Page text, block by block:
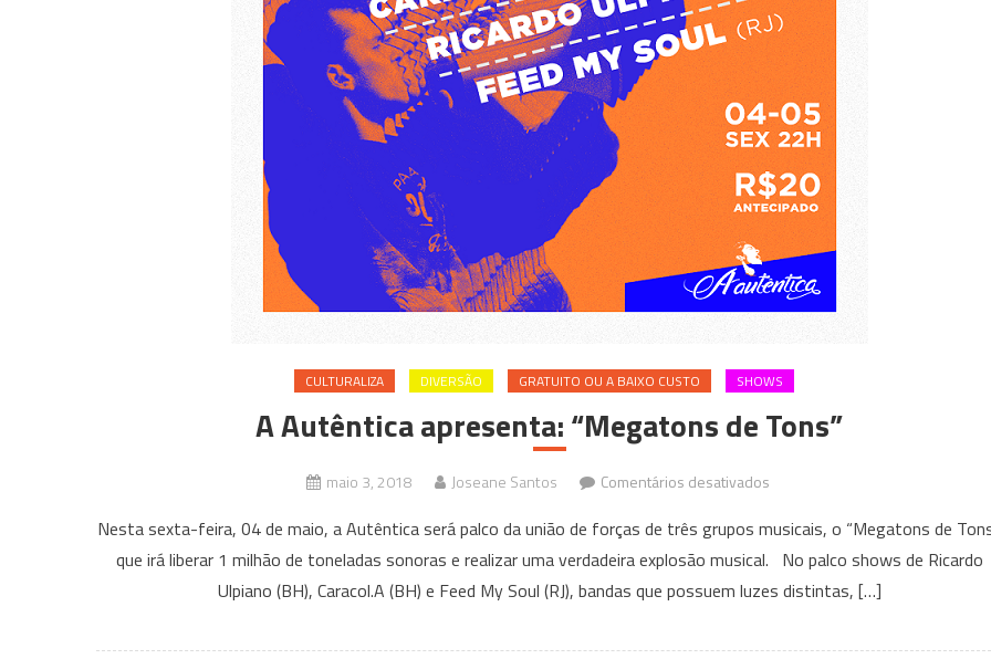
CULTURALIZA DIVERSÃO GRATUITO OU A BAIXO CUSTO SHOWS
A Autêntica apresenta: “Megatons de Tons”
maio 3, 2018 Joseane Santos Comentários desativados
Autêntica
apresenta:
“Megatons
Tons”
Nesta sexta-feira, 04 de maio, a Autêntica será palco da união de forças de três grupos musicais, o “Megatons de
que irá liberar 1 milhão de toneladas sonoras e realizar uma verdadeira explosão musical. No palco shows de Ricardo
Ulpiano (BH), Caracol.A (BH) e Feed My Soul (RJ), bandas que possuem luzes distintas, […]